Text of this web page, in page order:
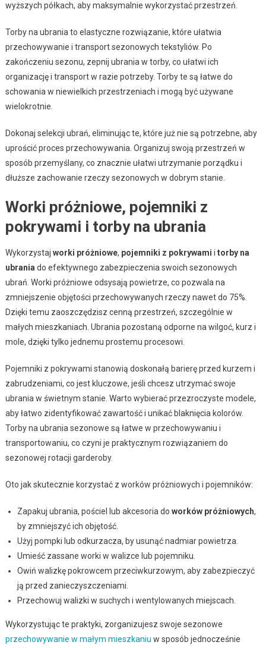
wyższych półkach, aby maksymalnie wykorzystać przestrzeń.
Torby na ubrania to elastyczne rozwiązanie, które ułatwia
przechowywanie i transport sezonowych tekstyliów. Po
zakończeniu sezonu, zepnij ubrania w torby, co ułatwi ich
organizację i transport w razie potrzeby. Torby te są łatwe do
schowania w niewielkich przestrzeniach i mogą być używane
wielokrotnie.
Dokonaj selekcji ubrań, eliminując te, które już nie są potrzebne, aby
uprościć proces przechowywania. Organizuj swoją przestrzeń w
sposób przemyślany, co znacznie ułatwi utrzymanie porządku i
dłuższe zachowanie rzeczy sezonowych w dobrym stanie.
Worki próżniowe, pojemniki z
pokrywami i torby na ubrania
Wykorzystaj worki próżniowe, pojemniki z pokrywami i torby na
ubrania do efektywnego zabezpieczenia swoich sezonowych
ubrań. Worki próżniowe odsysają powietrze, co pozwala na
zmniejszenie objętości przechowywanych rzeczy nawet do 75%.
Dzięki temu zaoszczędzisz cenną przestrzeń, szczególnie w
małych mieszkaniach. Ubrania pozostaną odporne na wilgoć, kurz i
mole, dzięki tylko jednemu prostemu procesowi.
Pojemniki z pokrywami stanowią doskonałą barierę przed kurzem i
zabrudzeniami, co jest kluczowe, jeśli chcesz utrzymać swoje
ubrania w świetnym stanie. Warto wybierać przezroczyste modele,
aby łatwo zidentyfikować zawartość i unikać blaknięcia kolorów.
Torby na ubrania sezonowe są łatwe w przechowywaniu i
transportowaniu, co czyni je praktycznym rozwiązaniem do
sezonowej rotacji garderoby.
Oto jak skutecznie korzystać z worków próżniowych i pojemników:
Zapakuj ubrania, pościel lub akcesoria do worków próżniowych,
by zmniejszyć ich objętość.
Użyj pompki lub odkurzacza, by usunąć nadmiar powietrza.
Umieść zassane worki w walizce lub pojemniku.
Owiń walizkę pokrowcem przeciwkurzowym, aby zabezpieczyć
ją przed zanieczyszczeniami.
Przechowuj walizki w suchych i wentylowanych miejscach.
Wykorzystując te praktyki, zorganizujesz swoje sezonowe
przechowywanie w małym mieszkaniu w sposób jednocześnie